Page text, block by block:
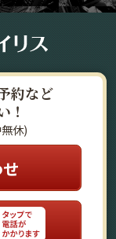
約など
！
休)